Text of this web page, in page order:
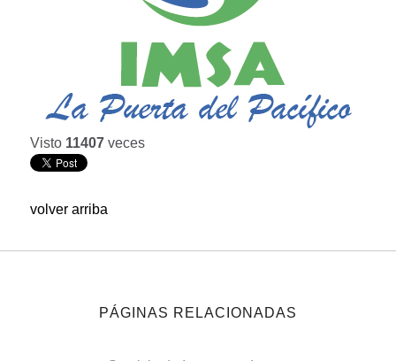
Visto 11407 veces
volver arriba
PÁGINAS RELACIONADAS